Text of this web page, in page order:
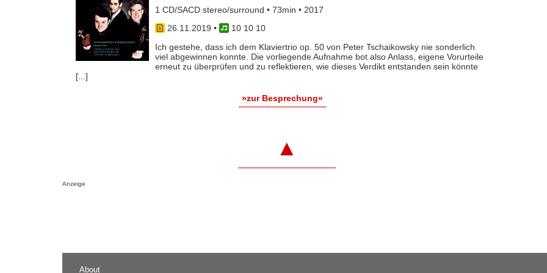
1 CD/SACD stereo/surround • 73min • 2017
26.11.2019 •
10 10 10
Ich gestehe, dass ich dem Klaviertrio op. 50 von Peter Tschaikowsky nie sonderlich
viel abgewinnen konnte. Die vorliegende Aufnahme bot also Anlass, eigene Vorurteile
erneut zu überprüfen und zu reflektieren, wie dieses Verdikt entstanden sein könnte
[...]
»zur Besprechung«
▲
Anzeige
About